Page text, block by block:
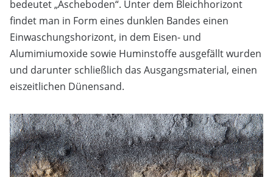
bedeutet „Ascheboden“. Unter dem Bleichhorizont
findet man in Form eines dunklen Bandes einen
Einwaschungshorizont, in dem Eisen- und
Alumimiumoxide sowie Huminstoffe ausgefällt wurden
und darunter schließlich das Ausgangsmaterial, einen
eiszeitlichen Dünensand.